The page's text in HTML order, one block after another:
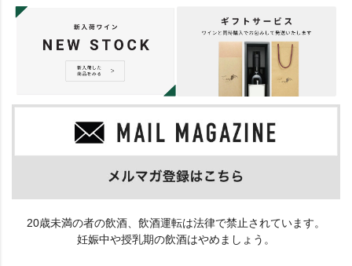
20歳未満の者の飲酒、飲酒運転は法律で禁止されています。
妊娠中や授乳期の飲酒はやめましょう。